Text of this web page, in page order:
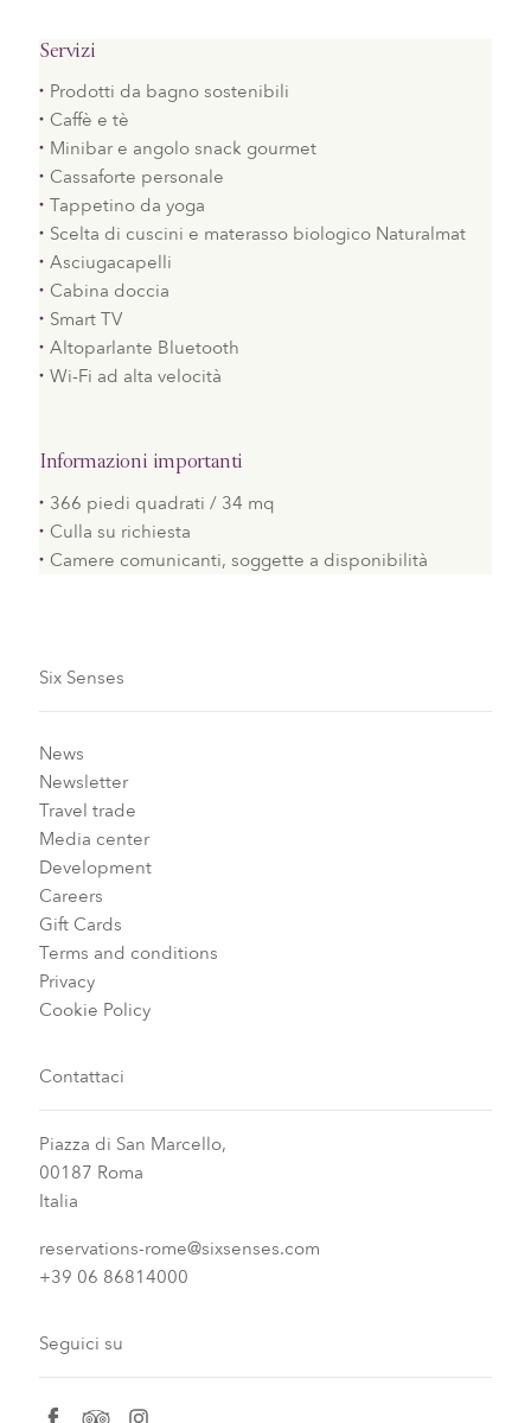
Servizi
Prodotti da bagno sostenibili
Caffè e tè
Minibar e angolo snack gourmet
Cassaforte personale
Tappetino da yoga
Scelta di cuscini e materasso biologico Naturalmat
Asciugacapelli
Cabina doccia
Smart TV
Altoparlante Bluetooth
Wi-Fi ad alta velocità
Informazioni importanti
366 piedi quadrati / 34 mq
Culla su richiesta
Camere comunicanti, soggette a disponibilità
Six Senses
News
Newsletter
Travel trade
Media center
Development
Careers
Gift Cards
Terms and conditions
Privacy
Cookie Policy
Contattaci
Piazza di San Marcello,
00187 Roma
Italia
reservations-rome@sixsenses.com
+39 06 86814000
Seguici su